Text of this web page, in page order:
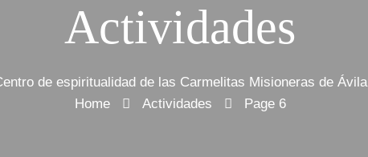
Actividades
de espiritualidad de las Carmelitas Misioneras de Ávila
Home
Actividades Page 6